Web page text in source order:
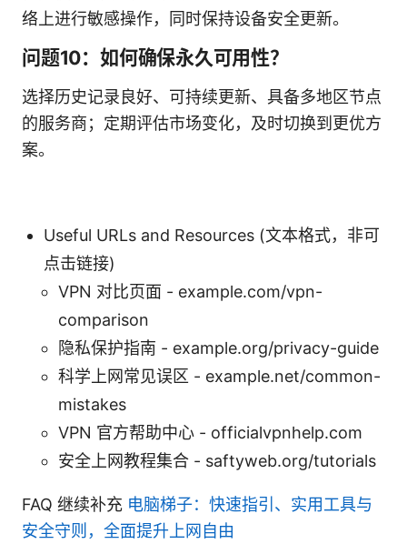
络上进行敏感操作，同时保持设备安全更新。
问题10：如何确保永久可用性？
选择历史记录良好、可持续更新、具备多地区节点
的服务商；定期评估市场变化，及时切换到更优方
案。
Useful URLs and Resources (文本格式，非可
点击链接)
VPN 对比页面 - example.com/vpn-
comparison
隐私保护指南 - example.org/privacy-guide
科学上网常见误区 - example.net/common-
mistakes
VPN 官方帮助中心 - officialvpnhelp.com
安全上网教程集合 - saftyweb.org/tutorials
FAQ 继续补充 电脑梯子：快速指引、实用工具与
安全守则，全面提升上网自由